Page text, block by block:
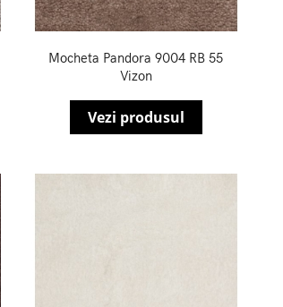
Mocheta Pandora 9004 RB 55
Vizon
Vezi produsul